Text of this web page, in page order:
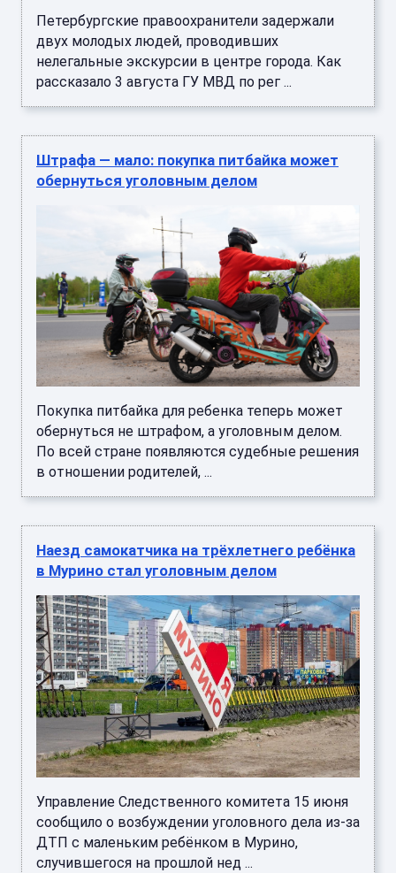
Петербургские правоохранители задержали
двух молодых людей, проводивших
нелегальные экскурсии в центре города. Как
рассказало 3 августа ГУ МВД по рег ...
Штрафа — мало: покупка питбайка может
обернуться уголовным делом
Покупка питбайка для ребенка теперь может
обернуться не штрафом, а уголовным делом.
По всей стране появляются судебные решения
в отношении родителей, ...
Наезд самокатчика на трёхлетнего ребёнка
в Мурино стал уголовным делом
Управление Следственного комитета 15 июня
сообщило о возбуждении уголовного дела из-за
ДТП с маленьким ребёнком в Мурино,
случившегося на прошлой нед ...